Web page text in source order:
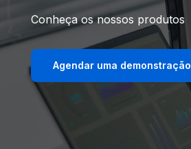
Conheça os nossos produtos
Agendar uma demonstração